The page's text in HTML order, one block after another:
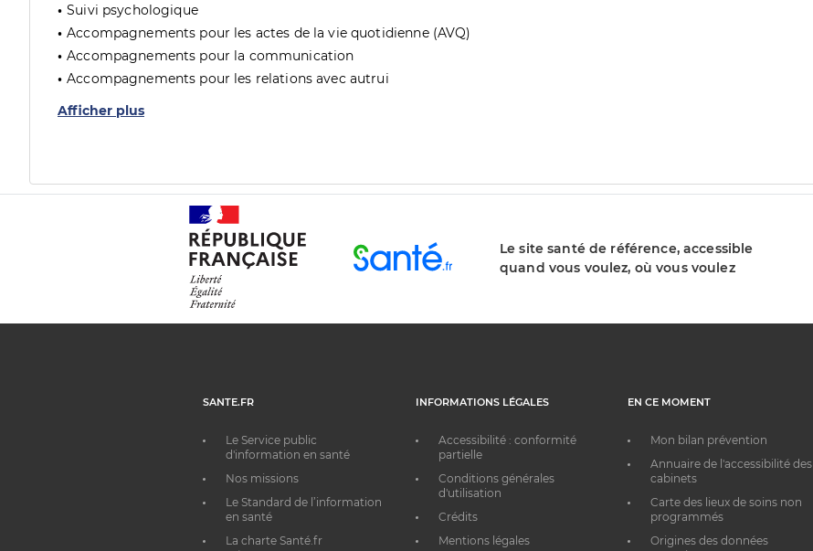
Suivi psychologique
Accompagnements pour les actes de la vie quotidienne (AVQ)
Accompagnements pour la communication
Accompagnements pour les relations avec autrui
Afficher plus
Le site santé de référence, accessible
quand vous voulez, où vous voulez
SANTE.FR
Le Service public
d'information en santé
Nos missions
Le Standard de l’information
en santé
La charte Santé.fr
INFORMATIONS LÉGALES
Accessibilité : conformité
partielle
Conditions générales
d'utilisation
Crédits
Mentions légales
EN CE MOMENT
Mon bilan prévention
Annuaire de l'accessibilité des
cabinets
Carte des lieux de soins non
programmés
Origines des données